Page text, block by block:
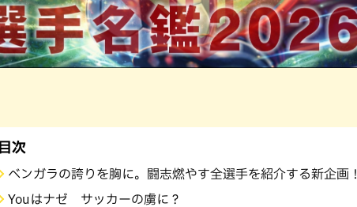
目次
ベンガラの誇りを胸に。闘志燃やす全選手を紹介する新企画！
Youはナゼ サッカーの虜に？